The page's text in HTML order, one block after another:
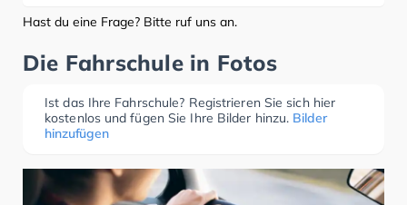
Hast du eine Frage? Bitte ruf uns an.
Die Fahrschule in Fotos
Ist das Ihre Fahrschule? Registrieren Sie sich hier
kostenlos und fügen Sie Ihre Bilder hinzu. Bilder
hinzufügen